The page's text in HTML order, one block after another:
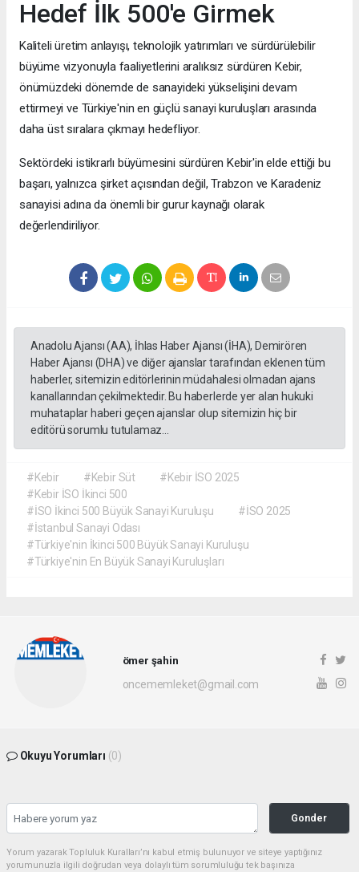
Hedef İlk 500'e Girmek
Kaliteli üretim anlayışı, teknolojik yatırımları ve sürdürülebilir
büyüme vizyonuyla faaliyetlerini aralıksız sürdüren Kebir,
önümüzdeki dönemde de sanayideki yükselişini devam
ettirmeyi ve Türkiye'nin en güçlü sanayi kuruluşları arasında
daha üst sıralara çıkmayı hedefliyor.
Sektördeki istikrarlı büyümesini sürdüren Kebir'in elde ettiği bu
başarı, yalnızca şirket açısından değil, Trabzon ve Karadeniz
sanayisi adına da önemli bir gurur kaynağı olarak
değerlendiriliyor.
Anadolu Ajansı (AA), İhlas Haber Ajansı (İHA), Demirören
Haber Ajansı (DHA) ve diğer ajanslar tarafından eklenen tüm
haberler, sitemizin editörlerinin müdahalesi olmadan ajans
kanallarından çekilmektedir. Bu haberlerde yer alan hukuki
muhataplar haberi geçen ajanslar olup sitemizin hiç bir
editörü sorumlu tutulamaz...
#Kebir #Kebir Süt
#Kebir İSO 2025
#Kebir İSO İkinci 500
#İSO İkinci 500 Büyük Sanayi Kuruluşu
#İSO 2025
#İstanbul Sanayi Odası
#Türkiye'nin İkinci 500 Büyük Sanayi Kuruluşu
#Türkiye'nin En Büyük Sanayi Kuruluşları
ömer şahin
oncememleket@gmail.com
Okuyu Yorumları (0)
Gonder
Yorum yazarak Topluluk Kuralları’nı kabul etmiş bulunuyor ve siteye yaptığınız
yorumunuzla ilgili doğrudan veya dolaylı tüm sorumluluğu tek başınıza